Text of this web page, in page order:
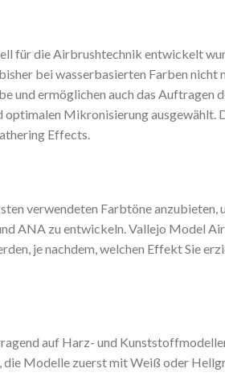
für die Airbrushtechnik entwickelt
bei wasserbasierten Farben
ermöglichen auch das Auftragen
Mikronisierung ausgewählt.
Effects.
verwendeten Farbtöne anzubieten,
ANA zu entwickeln. Vallejo Model
je nachdem, welchen Effekt Sie
auf Harz- und
Modelle zuerst mit Weiß oder